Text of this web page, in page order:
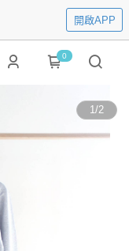
開啟APP
0
1/2